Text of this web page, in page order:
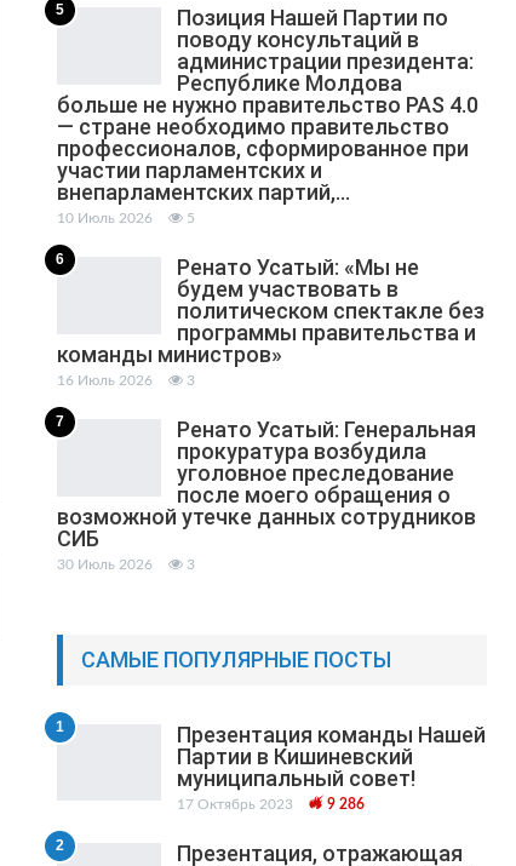
5
Позиция Нашей Партии по
поводу консультаций в
администрации президента:
Республике Молдова
больше не нужно правительство PAS 4.0
— стране необходимо правительство
профессионалов, сформированное при
участии парламентских и
внепарламентских партий,…
10 Июль 2026 5
6
Ренато Усатый: «Мы не
будем участвовать в
политическом спектакле без
программы правительства и
команды министров»
16 Июль 2026 3
7
Ренато Усатый: Генеральная
прокуратура возбудила
уголовное преследование
после моего обращения о
возможной утечке данных сотрудников
СИБ
30 Июль 2026 3
САМЫЕ ПОПУЛЯРНЫЕ ПОСТЫ
1
Презентация команды Нашей
Партии в Кишиневский
муниципальный cовет!
17 Октябрь 2023 9 286
2
Презентация, отражающая